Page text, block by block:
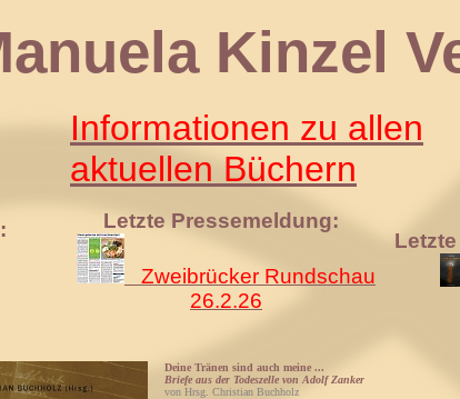
Kinzel
Informationen zu allen
aktuellen Büchern
Letzte Pressemeldung:
Zweibrücker Rundschau
26.2.26
Deine Tränen sind auch meine ...
Briefe aus der Todeszelle von Adolf Zanker
von Hrsg. Christian Buchholz